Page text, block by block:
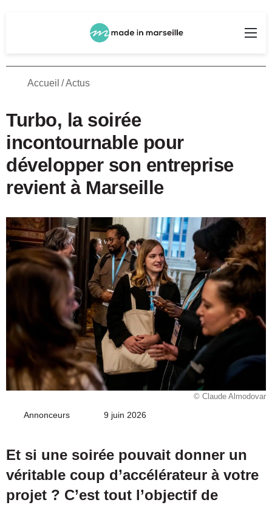
Accueil /Actus
Turbo, la soirée
incontournable pour
développer son entreprise
revient à Marseille
© Claude Almodovar
Annonceurs
Envoyer9 juin 2026
Et si une soirée pouvait donner un
véritable coup d’accélérateur à votre
projet ? C’est tout l’objectif de